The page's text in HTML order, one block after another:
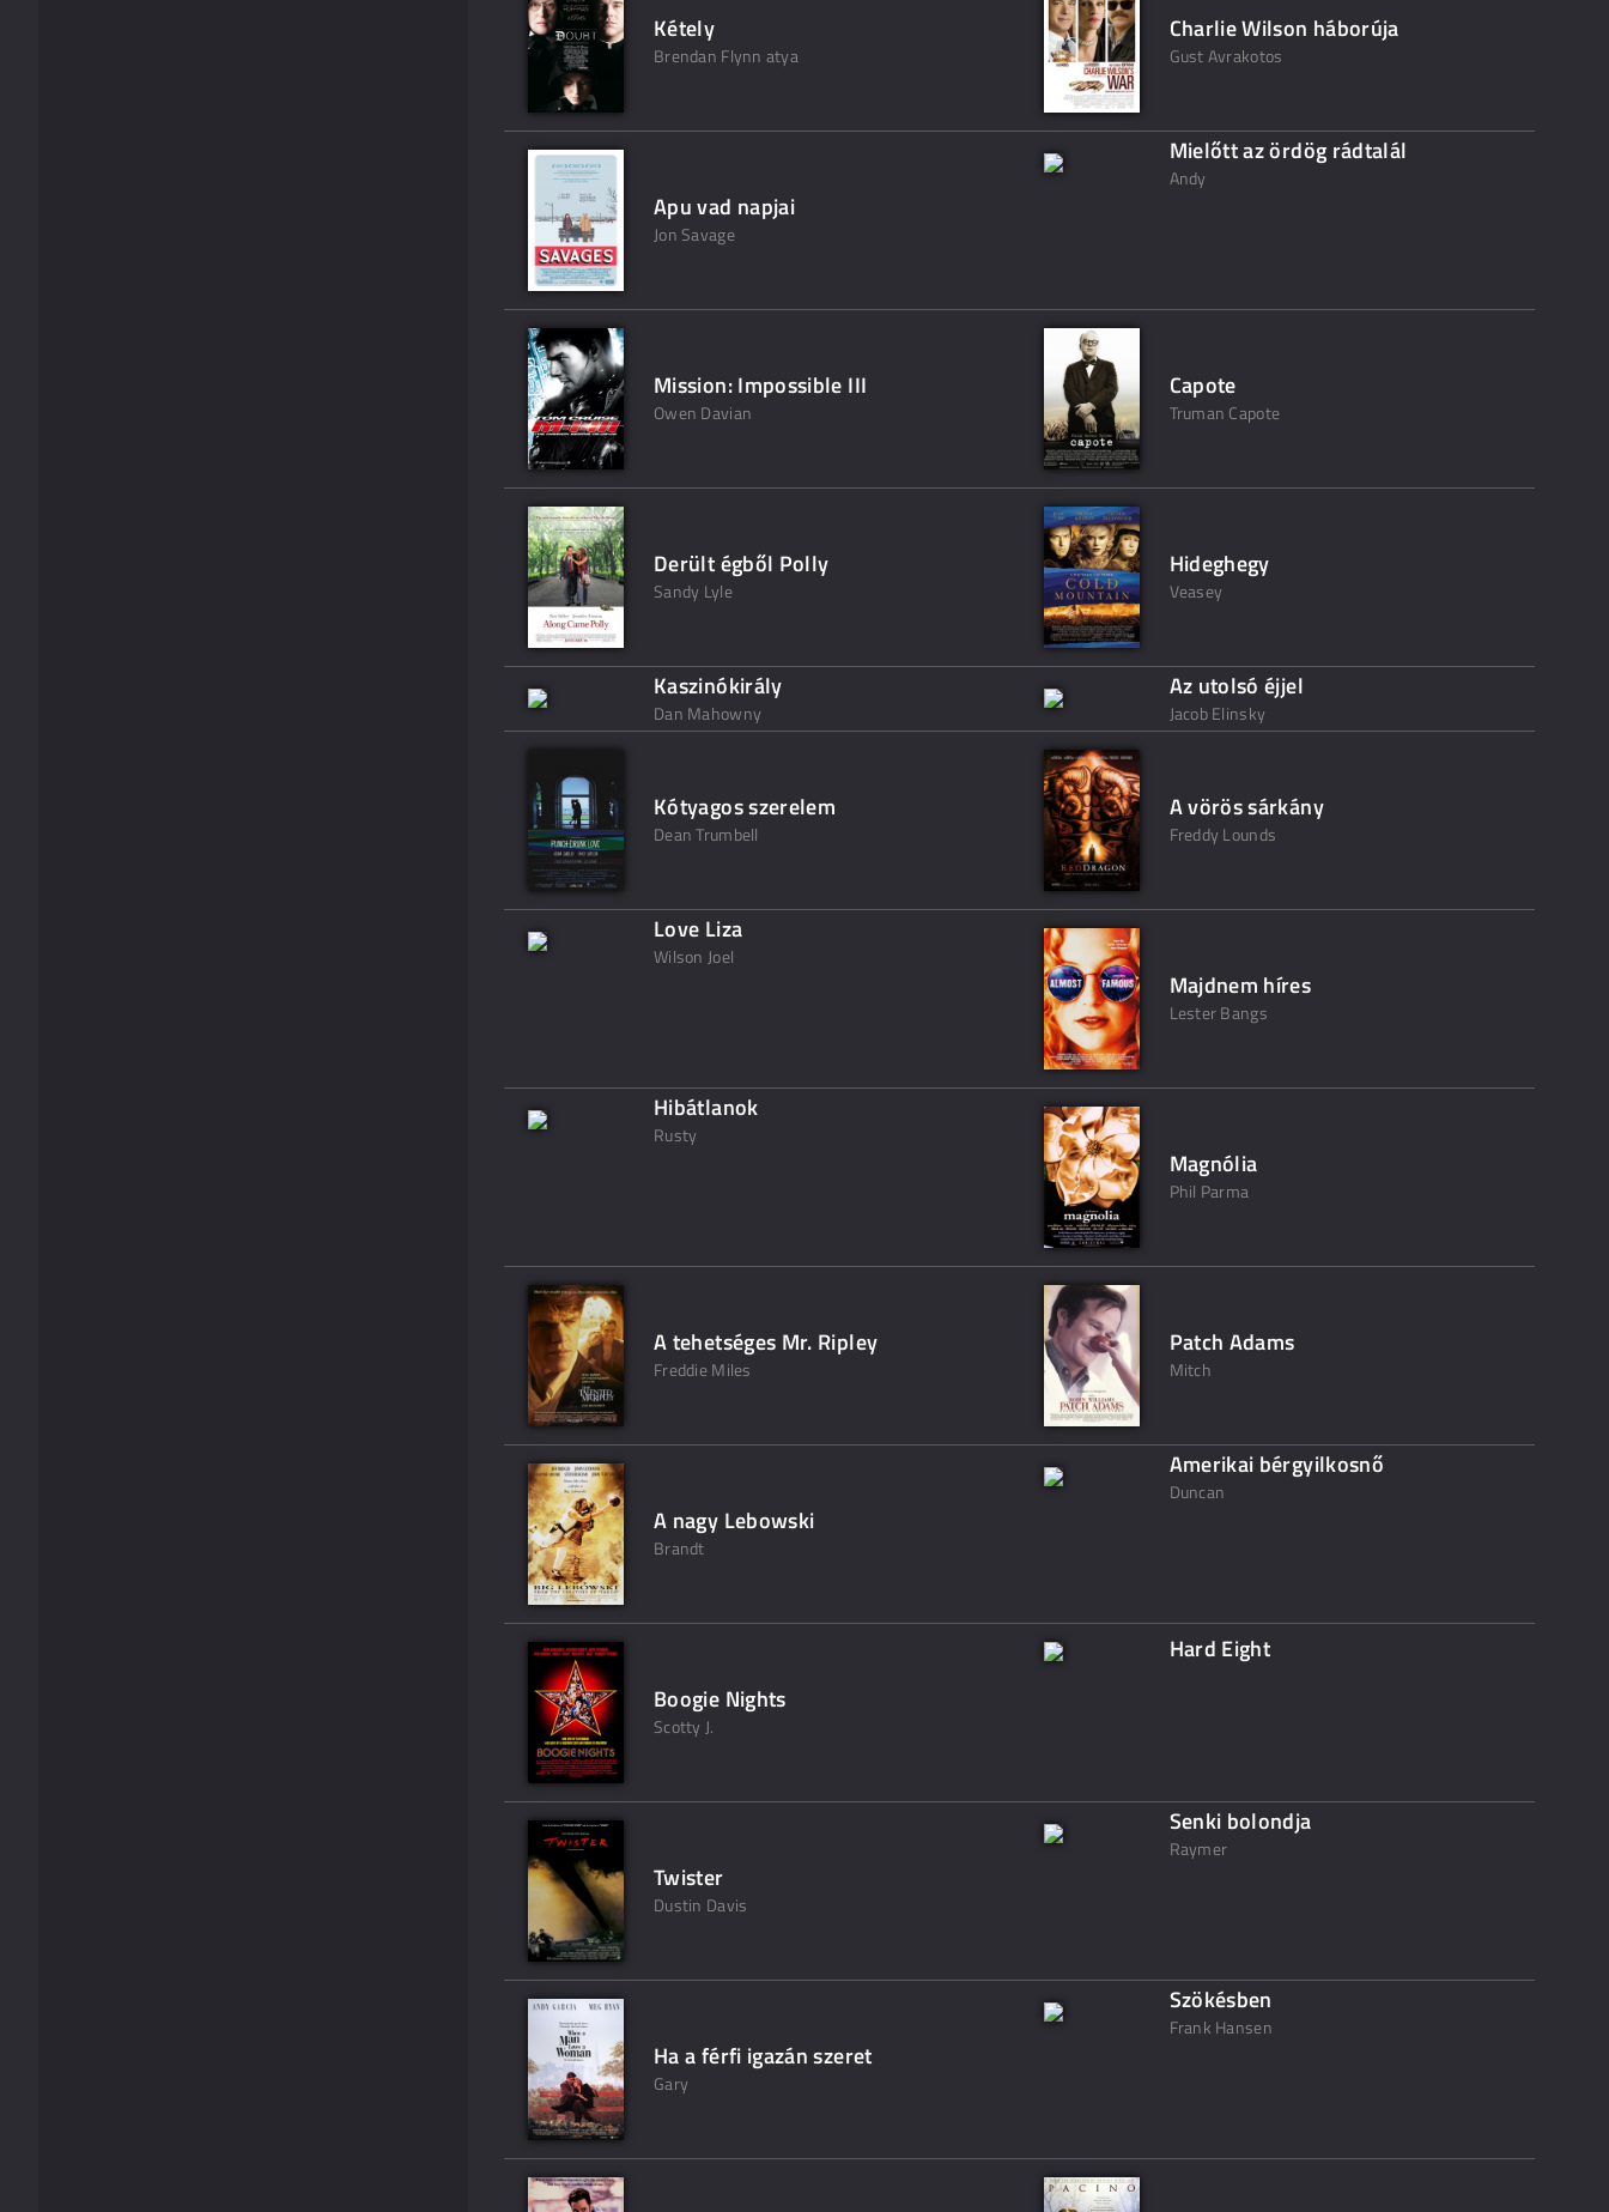
Kétely
Brendan Flynn atya
Charlie Wilson háborúja
Gust Avrakotos
Apu vad napjai
Jon Savage
Mielőtt az ördög rádtalál
Andy
Mission: Impossible III
Owen Davian
Capote
Truman Capote
Derült égből Polly
Sandy Lyle
Hideghegy
Veasey
Kaszinókirály
Dan Mahowny
Az utolsó éjjel
Jacob Elinsky
Kótyagos szerelem
Dean Trumbell
A vörös sárkány
Freddy Lounds
Love Liza
Wilson Joel
Majdnem híres
Lester Bangs
Hibátlanok
Rusty
Magnólia
Phil Parma
A tehetséges Mr. Ripley
Freddie Miles
Patch Adams
Mitch
A nagy Lebowski
Brandt
Amerikai bérgyilkosnő
Duncan
Boogie Nights
Scotty J.
Hard Eight
Twister
Dustin Davis
Senki bolondja
Raymer
Ha a férfi igazán szeret
Gary
Szökésben
Frank Hansen